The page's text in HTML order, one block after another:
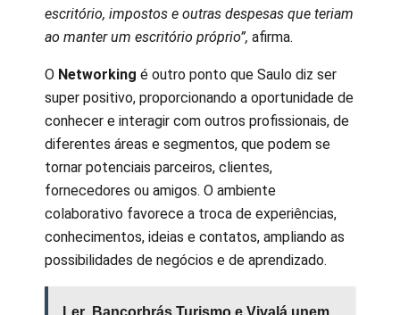
escritório, impostos e outras despesas que teriam
ao manter um escritório próprio”, afirma.
O Networking é outro ponto que Saulo diz ser
super positivo, proporcionando a oportunidade de
conhecer e interagir com outros profissionais, de
diferentes áreas e segmentos, que podem se
tornar potenciais parceiros, clientes,
fornecedores ou amigos. O ambiente
colaborativo favorece a troca de experiências,
conhecimentos, ideias e contatos, ampliando as
possibilidades de negócios e de aprendizado.
Ler Bancorbrás Turismo e Vivalá unem